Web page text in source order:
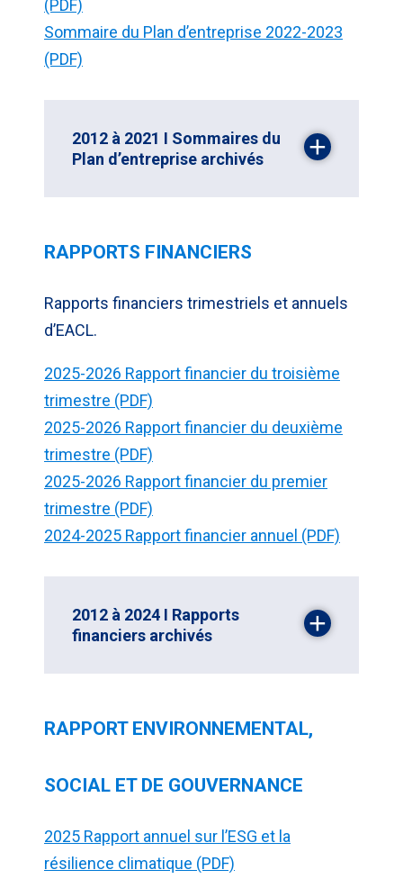
(PDF)
Sommaire du Plan d’entreprise 2022-2023
(PDF)
2012 à 2021 I Sommaires du
Plan d’entreprise archivés
RAPPORTS FINANCIERS
Rapports financiers trimestriels et annuels
d’EACL.
2025-2026 Rapport financier du troisième
trimestre (PDF)
2025-2026 Rapport financier du deuxième
trimestre (PDF)
2025-2026 Rapport financier du premier
trimestre (PDF)
2024-2025 Rapport financier annuel (PDF)
2012 à 2024 I Rapports
financiers archivés
RAPPORT ENVIRONNEMENTAL,
SOCIAL ET DE GOUVERNANCE
2025 Rapport annuel sur l’ESG et la
résilience climatique (PDF)